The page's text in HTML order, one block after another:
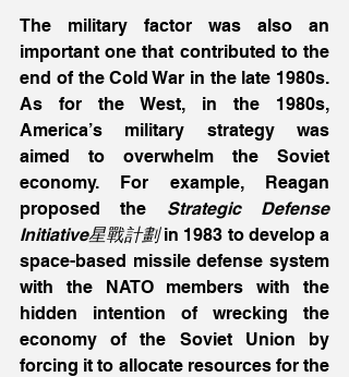
The military factor was also an
important one that contributed to the
end of the Cold War in the late 1980s.
As for the West, in the 1980s,
America’s military strategy was
aimed to overwhelm the Soviet
economy. For example, Reagan
proposed the Strategic Defense
Initiative星戰計劃 in 1983 to develop a
space-based missile defense system
with the NATO members with the
hidden intention of wrecking the
economy of the Soviet Union by
forcing it to allocate resources for the